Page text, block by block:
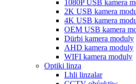
1080P USB kamera
2K USB kamera
4K USB kamera
OEM USB kamera
Dürbi kamera moduly
AHD kamera moduly
WIFI kamera moduly
Optiki linza
Lhli linzalar